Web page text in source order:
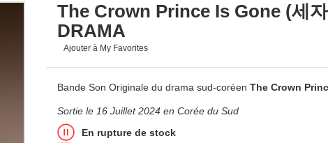
The Crown Prince Is Gone (세
DRAMA
Ajouter à My Favorites
Bande Son Originale du drama sud-coréen The Crown
Sortie le 16 Juillet 2024 en Corée du Sud
En rupture de stock